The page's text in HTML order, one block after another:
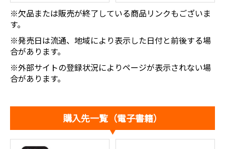
※欠品または販売が終了している商品リンクもございま
す。
※発売日は流通、地域により表示した日付と前後する場
合があります。
※外部サイトの登録状況によりページが表示されない場
合があります。
購入先一覧（電子書籍）